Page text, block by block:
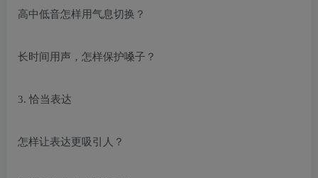
高中低音怎样用气息切换？
长时间用声，怎样保护嗓子？
3. 恰当表达
怎样让表达更吸引人？